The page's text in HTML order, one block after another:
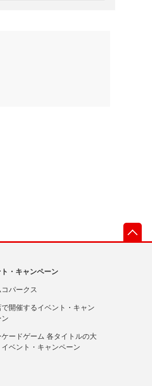
・キャンペーン
パークス
で開催するイベント・キャン
ケードゲーム 各タイトルの大
イベント・キャンペーン